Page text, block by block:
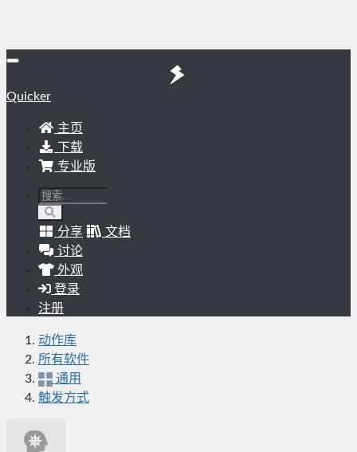
Quicker
主页
下载
专业版
分享
文档
讨论
外观
登录
注册
动作库
所有软件
通用
触发方式